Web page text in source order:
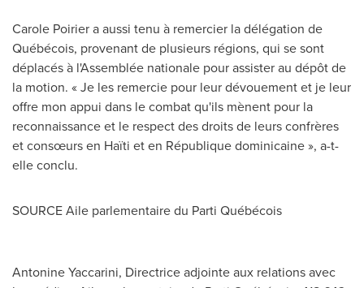
Carole Poiriera aussi tenu à remercier la délégation de
Québécois, provenant de plusieurs régions, qui se sont
déplacés à l'Assemblée nationale pour assister au dépôt de
la motion. « Je les remercie pour leur dévouement et je leur
offre mon appui dans le combat qu'ils mènent pour la
reconnaissance et le respect des droits de leurs confrères
et consœurs en Haïti et en République dominicaine », a-t-
elle conclu.
SOURCE Aile parlementaire du Parti Québécois
Antonine Yaccarini, Directrice adjointe aux relations avec